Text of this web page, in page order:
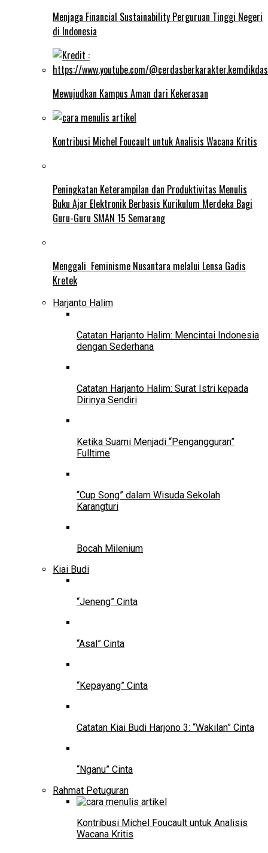
Menjaga Financial Sustainability Perguruan Tinggi Negeri
di Indonesia
Mewujudkan Kampus Aman dari Kekerasan
Kontribusi Michel Foucault untuk Analisis Wacana Kritis
Peningkatan Keterampilan dan Produktivitas Menulis
Buku Ajar Elektronik Berbasis Kurikulum Merdeka Bagi
Guru-Guru SMAN 15 Semarang
Menggali Feminisme Nusantara melalui Lensa Gadis
Kretek
Harjanto Halim
Catatan Harjanto Halim: Mencintai Indonesia
dengan Sederhana
Catatan Harjanto Halim: Surat Istri kepada
Dirinya Sendiri
Ketika Suami Menjadi “Pengangguran”
Fulltime
“Cup Song” dalam Wisuda Sekolah
Karangturi
Bocah Milenium
Kiai Budi
“Jeneng” Cinta
“Asal” Cinta
“Kepayang” Cinta
Catatan Kiai Budi Harjono 3: “Wakilan” Cinta
“Nganu” Cinta
Rahmat Petuguran
Kontribusi Michel Foucault untuk Analisis
Wacana Kritis